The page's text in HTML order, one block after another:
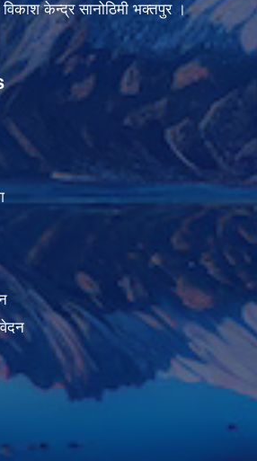
विकाश केन्द्र सानोठिमी भक्तपुर ।